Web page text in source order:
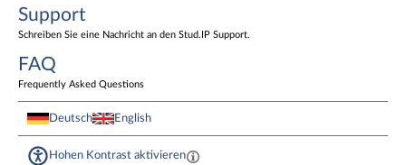
Support
Schreiben Sie eine Nachricht an den Stud.IP Support.
FAQ
Frequently Asked Questions
Deutsch English
Hohen Kontrast aktivieren